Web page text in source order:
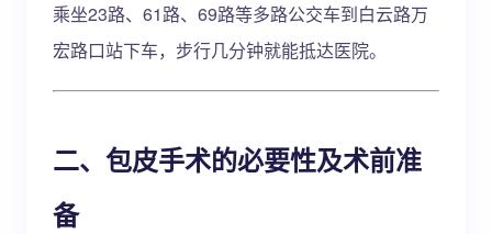
乘坐23路、61路、69路等多路公交车到白云路万
宏路口站下车，步行几分钟就能抵达医院。
二、包皮手术的必要性及术前准
备